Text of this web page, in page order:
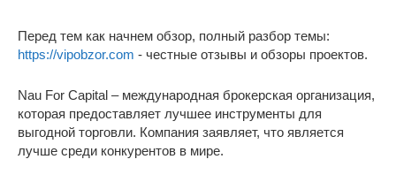
Перед тем как начнем обзор, полный разбор темы:
https://vipobzor.com - честные отзывы и обзоры проектов.
Nau For Capital – международная брокерская организация,
которая предоставляет лучшее инструменты для
выгодной торговли. Компания заявляет, что является
лучше среди конкурентов в мире.